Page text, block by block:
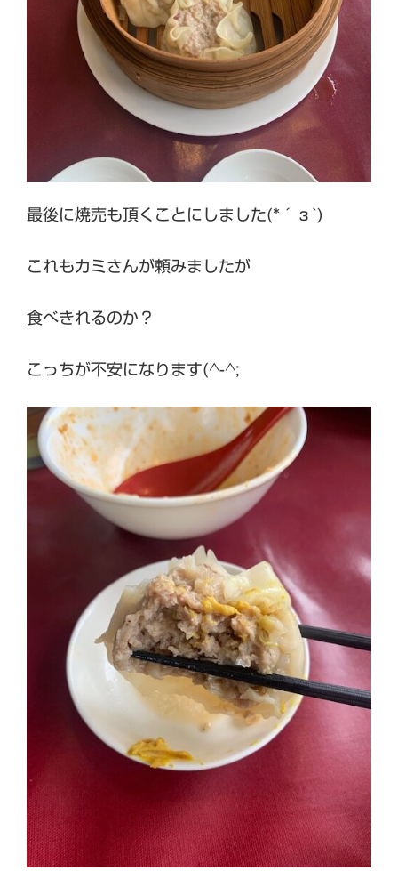
最後に焼売も頂くことにしました(*´з`)
これもカミさんが頼みましたが
食べきれるのか？
こっちが不安になります(^-^;